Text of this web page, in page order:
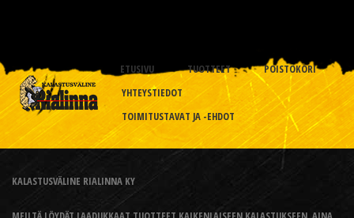
ETUSIVU TUOTTEET
POISTOKORI
YHTEYSTIEDOT
TOIMITUSTAVAT JA -EHDOT
KALASTUSVÄLINE RIALINNA KY